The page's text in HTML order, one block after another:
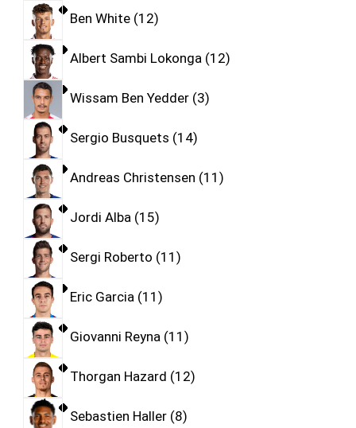
Ben White 12
Albert Sambi Lokonga 12
Wissam Ben Yedder 3
Sergio Busquets 14
Andreas Christensen 11
Jordi Alba 15
Sergi Roberto 11
Eric Garcia 11
Giovanni Reyna 11
Thorgan Hazard 12
Sebastien Haller 8